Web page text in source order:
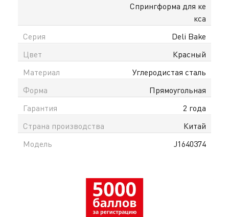
Спрингформа для ке
кса
Серия
Deli Bake
Цвет
Красный
Материал
Углеродистая сталь
Форма
Прямоугольная
Гарантия
2 года
Страна производства
Китай
Модель
J1640374